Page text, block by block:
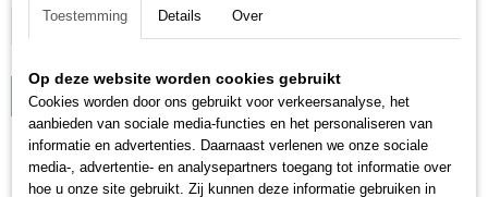
IN WINKELWAGEN
Specificaties
Toestemming Details Over
Op deze website worden cookies gebruikt
Cookies worden door ons gebruikt voor verkeersanalyse, het
aanbieden van sociale media-functies en het personaliseren van
informatie en advertenties. Daarnaast verlenen we onze sociale
media-, advertentie- en analysepartners toegang tot informatie over
hoe u onze site gebruikt. Zij kunnen deze informatie gebruiken in